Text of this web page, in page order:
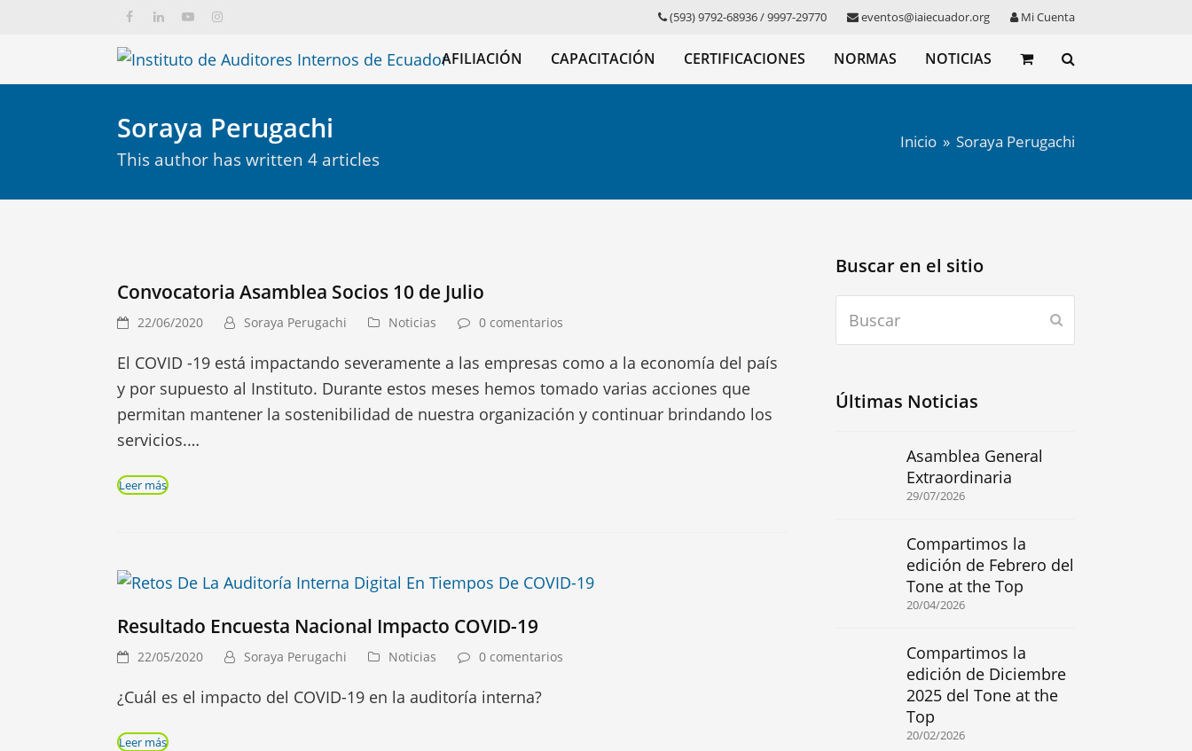
Facebook
LinkedInYouTubeInstagram (593) 9792-68936/9997-29770 eventos@iaiecuador.org Mi Cuenta
AFILIACIÓN CAPACITACIÓN CERTIFICACIONES NORMAS NOTICIAS
Soraya Perugachi
This author has written 4 articles
Inicio » Soraya Perugachi
Convocatoria Asamblea Socios 10 de Julio
22/06/2020 Soraya Perugachi Noticias 0 comentarios
El COVID -19 está impactando severamente a las empresas como a la economía del país
y por supuesto al Instituto. Durante estos meses hemos tomado varias acciones que
permitan mantener la sostenibilidad de nuestra organización y continuar brindando los
servicios.…
Leer más
Resultado Encuesta Nacional Impacto COVID-19
22/05/2020 Soraya Perugachi Noticias 0 comentarios
¿Cuál es el impacto del COVID-19 en la auditoría interna?
Leer más
Buscar en el sitio
Últimas Noticias
Asamblea General
Extraordinaria
29/07/2026
Compartimos la
edición de Febrero del
Tone at the Top
20/04/2026
Compartimos la
edición de Diciembre
2025 del Tone at the
Top
20/02/2026